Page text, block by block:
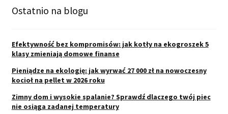
Ostatnio na blogu
Efektywność bez kompromisów: jak kotły na ekogroszek 5
klasy zmieniają domowe finanse
Pieniądze na ekologię: jak wyrwać 27 000 zł na nowoczesny
kocioł na pellet w 2026 roku
Zimny dom i wysokie spalanie? Sprawdź dlaczego twój piec
nie osiąga zadanej temperatury